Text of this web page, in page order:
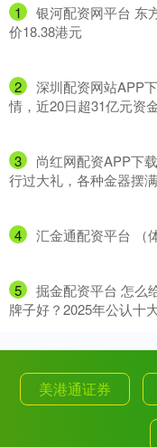
1
银河配资网平台 东
价18.38港元
2
深圳配资网站APP
情，近20日超31亿元资
3
尚红网配资APP下
行过大礼，各种金器摆
4 汇金通配资平台 （
5
掘金配资平台 怎么
牌子好？2025年公认十
美港通证券